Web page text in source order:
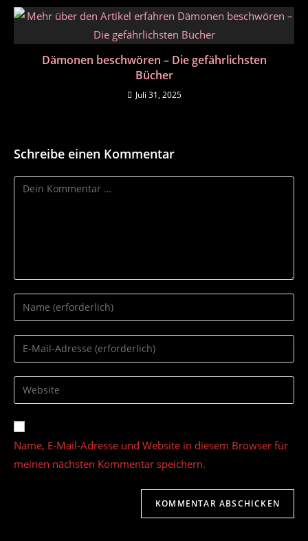
Dämonen beschwören – Die gefährlichsten
Bücher
Juli 31, 2025
Schreibe einen Kommentar
Kommentar
Gib
deinen
Namen
oder
zum
Kommentieren
ein
Gib
deine
E-
Mail-
zum
Kommentieren
ein
Gib
deine
Website-
URL
ein
(optional)
Name, E-Mail-Adresse und Website in diesem Browser für
meinen nächsten Kommentar speichern.